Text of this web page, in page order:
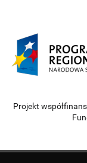
Projekt